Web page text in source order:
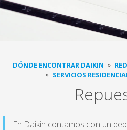
DÓNDE ENCONTRAR DAIKIN
SERVICIOS
En Daikin contamos con un